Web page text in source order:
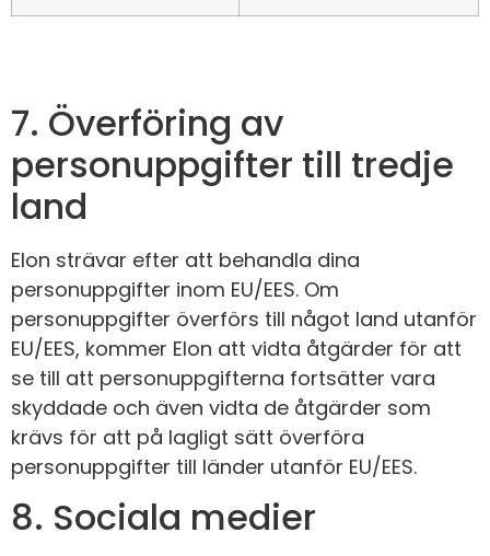
7. Överföring av
personuppgifter till tredje
land
Elon strävar efter att behandla dina
personuppgifter inom EU/EES. Om
personuppgifter överförs till något land utanför
EU/EES, kommer Elon att vidta åtgärder för att
se till att personuppgifterna fortsätter vara
skyddade och även vidta de åtgärder som
krävs för att på lagligt sätt överföra
personuppgifter till länder utanför EU/EES.
8. Sociala medier